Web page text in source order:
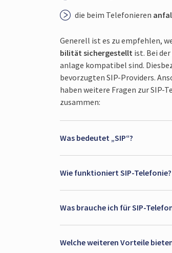
die beim Telefo­nieren
Generell ist es zu empfehlen,
bilität sicher­gestellt ist. Bei
anlage kompatibel sind.
bevorzugten SIP-Providers.
haben weitere Fragen zur SIP-
zusammen:
Was bedeutet „SIP“?
Wie funktioniert SIP-Telefonie?
Was brauche ich für SIP-
Welche weiteren Vorteile